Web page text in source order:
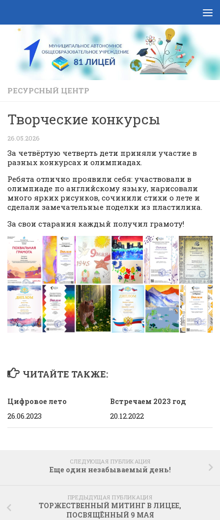
РЕСУРСНЫЙ ЦЕНТР
Творческие конкурсы
26.05.2026
За четвёртую четверть дети приняли участие в
разных конкурсах и олимпиадах.
Ребята отлично проявили себя: участвовали в
олимпиаде по английскому языку, нарисовали
много ярких рисунков, сочинили стихи о лете и
сделали замечательные поделки из пластилина.
За свои старания каждый получил грамоту!
ЧИТАЙТЕ ТАКЖЕ:
Цифровое лето
26.06.2023
Встречаем 2023 год
20.12.2022
СЛЕДУЮЩАЯ ПУБЛИКАЦИЯ
Еще один незабываемый день!
ПРЕДЫДУЩАЯ ПУБЛИКАЦИЯ
ТОРЖЕСТВЕННЫЙ МИТИНГ В ЛИЦЕЕ,
ПОСВЯЩЁННЫЙ 9 МАЯ